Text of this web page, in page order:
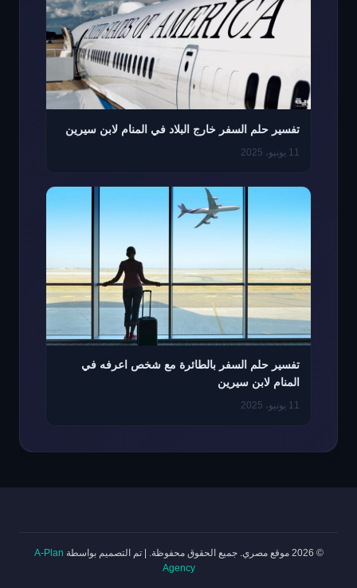
تفسير حلم السفر خارج البلاد في المنام لابن سيرين
11 يونيو، 2025
تفسير حلم السفر بالطائرة مع شخص اعرفه في
المنام لابن سيرين
11 يونيو، 2025
© 2026 موقع مصري. جميع الحقوق محفوظة. |تم التصميم بواسطة A-Plan
Agency